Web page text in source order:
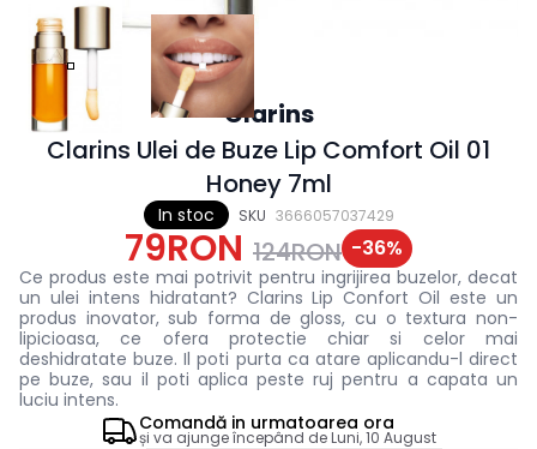
In stoc SKU 3666057037429
Clarins
Clarins Ulei de Buze Lip Comfort Oil 01
Honey 7ml
79RON 124RON -36%
Ce produs este mai potrivit pentru ingrijirea buzelor, decat
un ulei intens hidratant? Clarins Lip Confort Oil este un
produs inovator, sub forma de gloss, cu o textura non-
lipicioasa, ce ofera protectie chiar si celor mai
deshidratate buze. Il poti purta ca atare aplicandu-l direct
pe buze, sau il poti aplica peste ruj pentru a capata un
luciu intens.
Comandă in urmatoarea ora
și va ajunge începând deLuni, 10 August